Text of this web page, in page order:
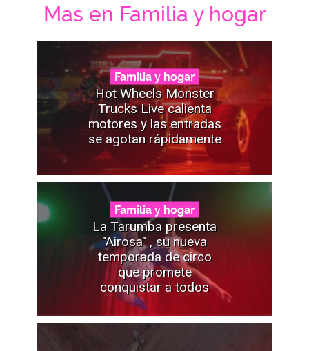
Mas en Familia y hogar
Familia y hogar
Hot Wheels Monster
Trucks Live calienta
motores y las entradas
se agotan rápidamente
Familia y hogar
La Tarumba presenta
"Airosa" , su nueva
temporada de circo
que promete
conquistar a todos